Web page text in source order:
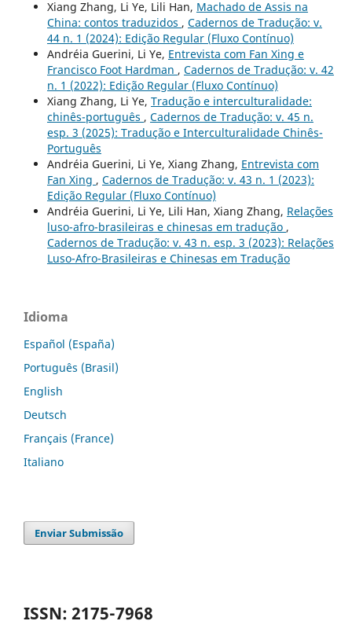
Xiang Zhang, Li Ye, Lili Han, Machado de Assis na
China: contos traduzidos , Cadernos de Tradução: v.
44 n. 1 (2024): Edição Regular (Fluxo Contínuo)
Andréia Guerini, Li Ye, Entrevista com Fan Xing e
Francisco Foot Hardman , Cadernos de Tradução: v. 42
n. 1 (2022): Edição Regular (Fluxo Contínuo)
Xiang Zhang, Li Ye, Tradução e interculturalidade:
chinês-português , Cadernos de Tradução: v. 45 n.
esp. 3 (2025): Tradução e Interculturalidade Chinês-
Português
Andréia Guerini, Li Ye, Xiang Zhang, Entrevista com
Fan Xing , Cadernos de Tradução: v. 43 n. 1 (2023):
Edição Regular (Fluxo Contínuo)
Andréia Guerini, Li Ye, Lili Han, Xiang Zhang, Relações
luso-afro-brasileiras e chinesas em tradução ,
Cadernos de Tradução: v. 43 n. esp. 3 (2023): Relações
Luso-Afro-Brasileiras e Chinesas em Tradução
Idioma
Español (España)
Português (Brasil)
English
Deutsch
Français (France)
Italiano
Enviar Submissão
ISSN: 2175-7968